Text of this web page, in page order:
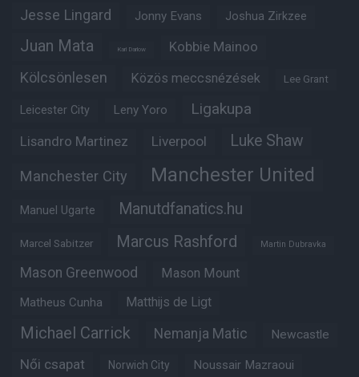
Jesse Lingard Jonny Evans Joshua Zirkzee
Juan Mata Karl Darlow Kobbie Mainoo
Kölcsönlesen Közös meccsnézések Lee Grant
Leicester City Leny Yoro Ligakupa
Lisandro Martinez Liverpool Luke Shaw
Manchester City Manchester United
Manuel Ugarte Manutdfanatics.hu
Marcel Sabitzer Marcus Rashford Martin Dubravka
Mason Greenwood Mason Mount
Matheus Cunha Matthijs de Ligt
Michael Carrick Nemanja Matic Newcastle
Női csapat Norwich City Noussair Mazraoui